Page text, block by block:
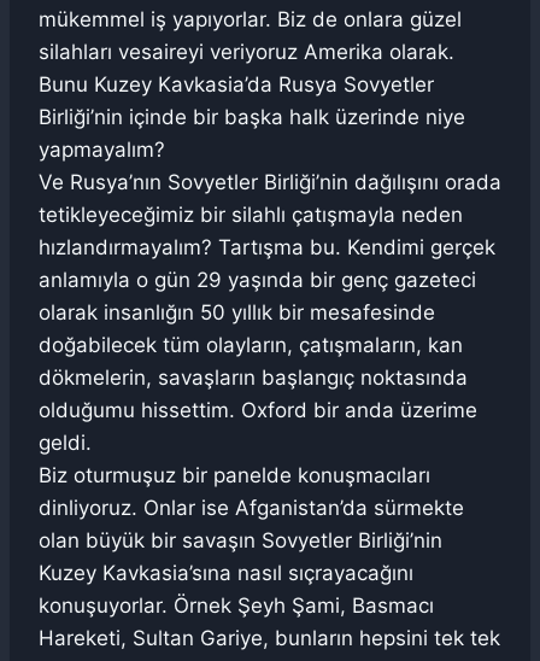
mükemmel iş yapıyorlar. Biz de onlara güzel
silahları vesaireyi veriyoruz Amerika olarak.
Bunu Kuzey Kavkasia’da Rusya Sovyetler
Birliği’nin içinde bir başka halk üzerinde niye
yapmayalım?
Ve Rusya’nın Sovyetler Birliği’nin dağılışını orada
tetikleyeceğimiz bir silahlı çatışmayla neden
hızlandırmayalım? Tartışma bu. Kendimi gerçek
anlamıyla o gün 29 yaşında bir genç gazeteci
olarak insanlığın 50 yıllık bir mesafesinde
doğabilecek tüm olayların, çatışmaların, kan
dökmelerin, savaşların başlangıç noktasında
olduğumu hissettim. Oxford bir anda üzerime
geldi.
Biz oturmuşuz bir panelde konuşmacıları
dinliyoruz. Onlar ise Afganistan’da sürmekte
olan büyük bir savaşın Sovyetler Birliği’nin
Kuzey Kavkasia’sına nasıl sıçrayacağını
konuşuyorlar. Örnek Şeyh Şami, Basmacı
Hareketi, Sultan Gariye, bunların hepsini tek tek